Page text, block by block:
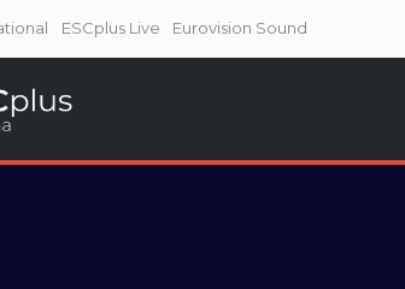
ESCplus Live Eurovision Sound